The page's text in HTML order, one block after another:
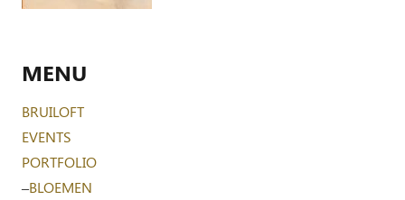
MENU
BRUILOFT
EVENTS
PORTFOLIO
–BLOEMEN